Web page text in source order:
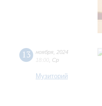
13 ноября 2024
18:00 Ср
Музиторий